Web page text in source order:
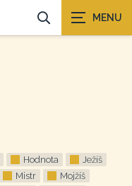
Hodnota
Ježíš
Mistr
Mojžíš